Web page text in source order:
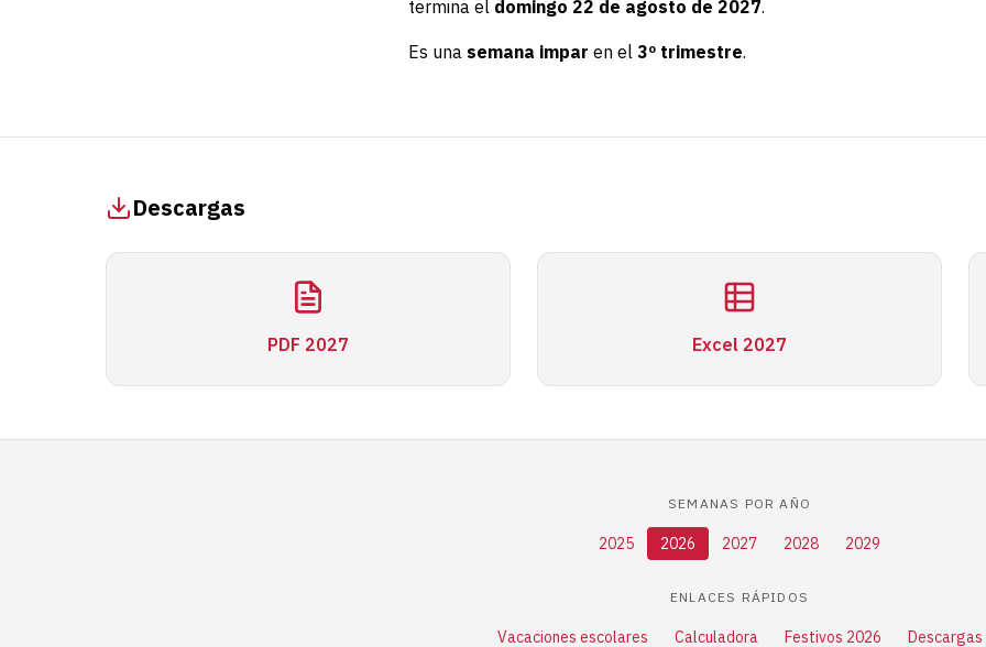
termina el domingo 22 de agosto de 2027.
Es una semana impar en el 3º trimestre.
Descargas
PDF 2027 Excel 2027
SEMANAS POR AÑO
2025 2026 2027 2028 2029
ENLACES RÁPIDOS
Vacaciones escolares Calculadora Festivos 2026 Descargas